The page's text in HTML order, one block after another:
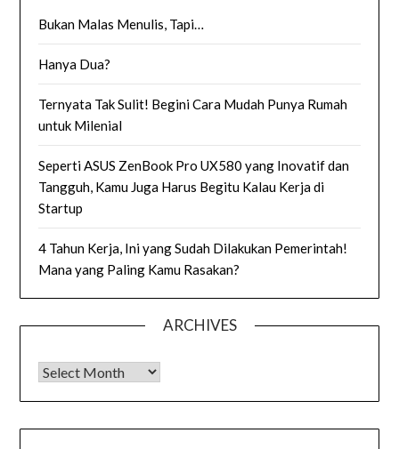
Bukan Malas Menulis, Tapi…
Hanya Dua?
Ternyata Tak Sulit! Begini Cara Mudah Punya Rumah
untuk Milenial
Seperti ASUS ZenBook Pro UX580 yang Inovatif dan
Tangguh, Kamu Juga Harus Begitu Kalau Kerja di
Startup
4 Tahun Kerja, Ini yang Sudah Dilakukan Pemerintah!
Mana yang Paling Kamu Rasakan?
ARCHIVES
Archives